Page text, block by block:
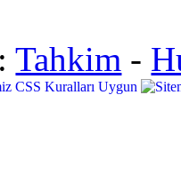
Tahkim -